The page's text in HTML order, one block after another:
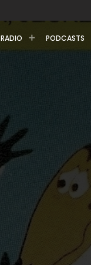
RADIO PODCASTS